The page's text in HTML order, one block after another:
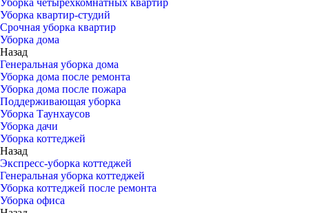
Уборка четырехкомнатных квартир
Уборка квартир-студий
Срочная уборка квартир
Уборка дома
Назад
Генеральная уборка дома
Уборка дома после ремонта
Уборка дома после пожара
Поддерживающая уборка
Уборка Таунхаусов
Уборка дачи
Уборка коттеджей
Назад
Экспресс-уборка коттеджей
Генеральная уборка коттеджей
Уборка коттеджей после ремонта
Уборка офиса